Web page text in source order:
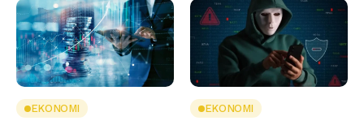
EKONOMI EKONOMI